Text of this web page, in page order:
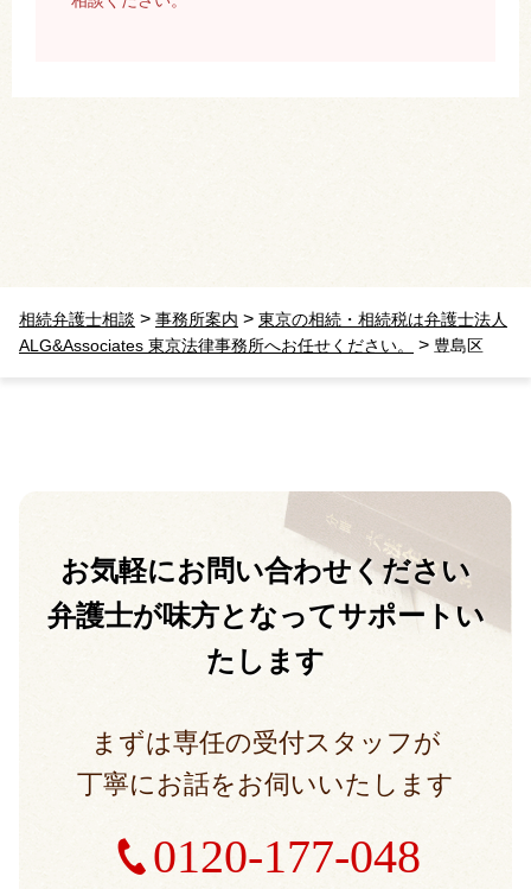
相続弁護士相談 > 事務所案内 > 東京の相続・相続税は弁護士法人
ALG&Associates 東京法律事務所へお任せください。
> 豊島区
お気軽にお問い合わせください
弁護士が味方となってサポートい
たします
まずは専任の受付スタッフが
丁寧にお話をお伺いいたします
0120-177-048